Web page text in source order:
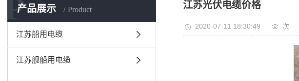
产品展示 Product
P
江苏船用电缆
江苏舰船用电缆
江苏光伏电缆价格
2020-07-11 18:30:49 次